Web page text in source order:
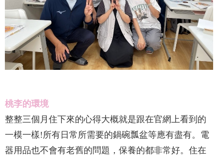
桃李的環境
整整三個月住下來的心得大概就是跟在官網上看到的
一模一樣!所有日常所需要的鍋碗瓢盆等應有盡有。電
器用品也不會有老舊的問題，保養的都非常好。住在